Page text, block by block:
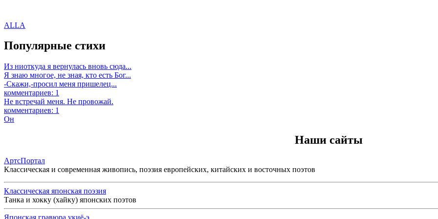
ALLA
Популярные стихи
Из ниоткуда я вернулась вновь сюда...
Я знаю многое, не зная, кто есть Бог...
-Скажи,-просил меня пришелец...
комментариев: 1
Не встречай меня. Не провожай.
комментариев: 1
Он
Наши сайты
АртсПортал
Классическая и современная живопись, поэзия европейских, китайских и восточных поэтов
Классическая японская поэзия
Танка и хокку (хайку) японских поэтов